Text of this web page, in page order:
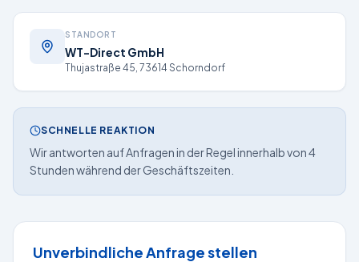
STANDORT
WT-Direct GmbH
Thujastraße 45, 73614 Schorndorf
SCHNELLE REAKTION
Wir antworten auf Anfragen in der Regel innerhalb von 4
Stunden während der Geschäftszeiten.
Unverbindliche Anfrage stellen